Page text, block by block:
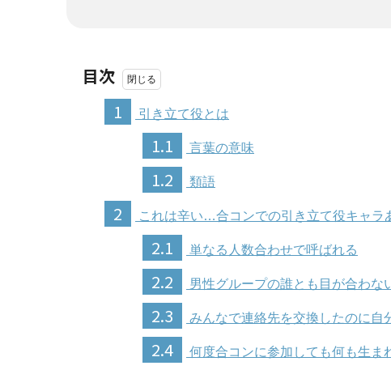
目次
1
引き立て役とは
1.1 言葉の意味
1.2 類語
2 これは辛い…合コンでの引き立て役キャラ
2.1 単なる人数合わせで呼ばれる
2.2 男性グループの誰とも目が合わな
2.3 みんなで連絡先を交換したのに自
2.4 何度合コンに参加しても何も生ま